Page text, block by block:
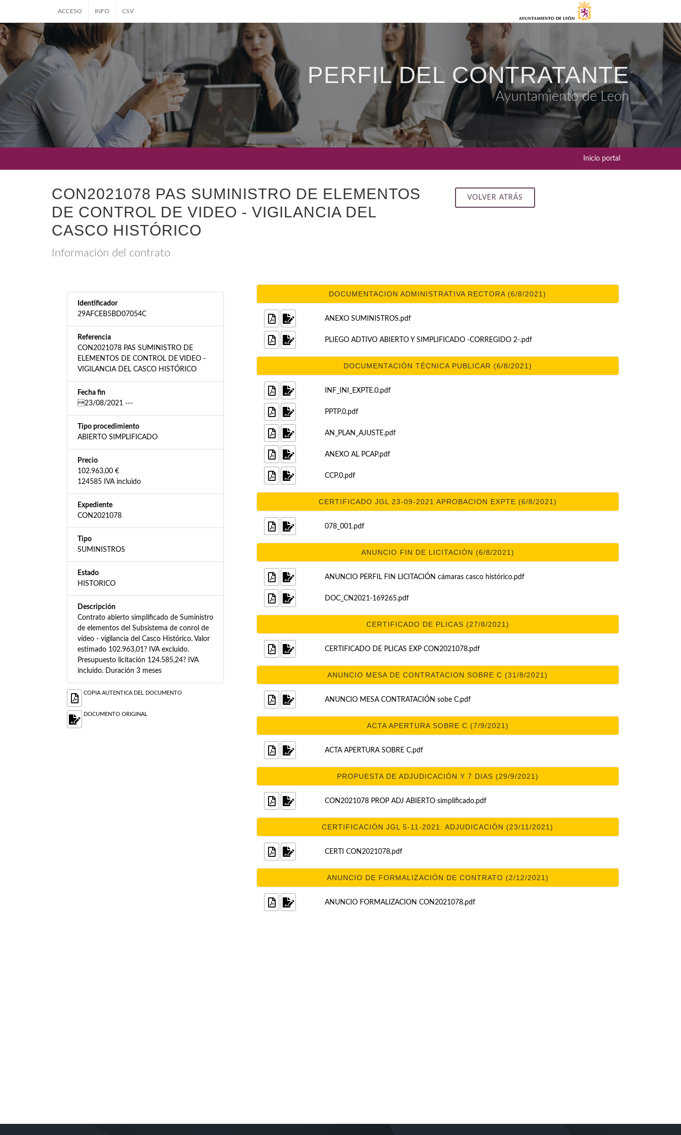
ACCESO INFO CSV
PERFIL DEL CONTRATANTE
Ayuntamiento de Leon
Inicio portal
CON2021078 PAS SUMINISTRO DE ELEMENTOS
DE CONTROL DE VIDEO - VIGILANCIA DEL
CASCO HISTÓRICO
Información del contrato
VOLVER ATRÁS
Identificador
29AFCEB5BD07054C
Referencia
CON2021078 PAS SUMINISTRO DE
ELEMENTOS DE CONTROL DE VIDEO -
VIGILANCIA DEL CASCO HISTÓRICO
Fecha fin
23/08/2021 ---
Tipo procedimiento
ABIERTO SIMPLIFICADO
Precio
102.963,00 €
124585 IVA incluido
Expediente
CON2021078
Tipo
SUMINISTROS
Estado
HISTORICO
Descripción
Contrato abierto simplificado de Suministro
de elementos del Subsistema de conrol de
vídeo - vigilancia del Casco Histórico. Valor
estimado 102.963,01? IVA excluido.
Presupuesto licitación 124.585,24? IVA
incluido. Duración 3 meses
COPIA AUTENTICA DEL DOCUMENTO
DOCUMENTO ORIGINAL
DOCUMENTACION ADMINISTRATIVA RECTORA (6/8/2021)
ANEXO SUMINISTROS.pdf
PLIEGO ADTIVO ABIERTO Y SIMPLIFICADO -CORREGIDO 2-.pdf
DOCUMENTACIÓN TÉCNICA PUBLICAR (6/8/2021)
INF_INI_EXPTE.0.pdf
PPTP.0.pdf
AN_PLAN_AJUSTE.pdf
ANEXO AL PCAP.pdf
CCP.0.pdf
CERTIFICADO JGL 23-09-2021 APROBACION EXPTE (6/8/2021)
078_001.pdf
ANUNCIO FIN DE LICITACIÓN (6/8/2021)
ANUNCIO PERFIL FIN LICITACIÓN cámaras casco histórico.pdf
DOC_CN2021-169265.pdf
CERTIFICADO DE PLICAS (27/8/2021)
CERTIFICADO DE PLICAS EXP CON2021078.pdf
ANUNCIO MESA DE CONTRATACION SOBRE C (31/8/2021)
ANUNCIO MESA CONTRATACIÓN sobe C.pdf
ACTA APERTURA SOBRE C (7/9/2021)
ACTA APERTURA SOBRE C.pdf
PROPUESTA DE ADJUDICACIÓN Y 7 DIAS (29/9/2021)
CON2021078 PROP ADJ ABIERTO simplificado.pdf
CERTIFICACIÓN JGL 5-11-2021: ADJUDICACIÓN (23/11/2021)
CERTI CON2021078.pdf
ANUNCIO DE FORMALIZACIÓN DE CONTRATO (2/12/2021)
ANUNCIO FORMALIZACION CON2021078.pdf